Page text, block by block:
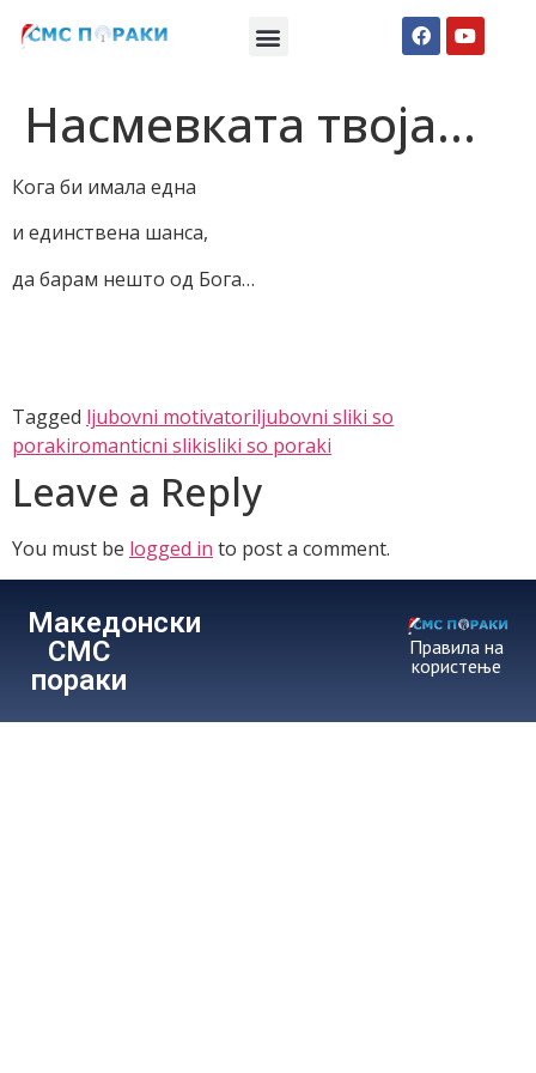
Насмевката твоја…
Кога би имала една
и единствена шанса,
да барам нешто од Бога…
Tagged ljubovni motivatoriljubovni sliki so
porakiromanticni slikisliki so poraki
Leave a Reply
You must be logged in to post a comment.
Македонски
СМС
пораки
Правила на
користење